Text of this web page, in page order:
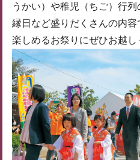
うかい）や稚児（ちご）行
縁日など盛りだくさんの内
楽しめるお祭りにぜひお越し